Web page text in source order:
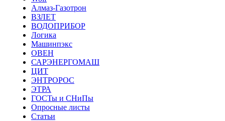
Алмаз-Газотрон
ВЗЛЕТ
ВОДОПРИБОР
Логика
Машинпэкс
ОВЕН
САРЭНЕРГОМАШ
ЦИТ
ЭНТРОРОС
ЭТРА
ГОСТы и СНиПы
Опросные листы
Статьи